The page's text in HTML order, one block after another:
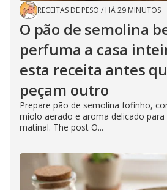
RECEITAS DE PESO / HÁ 29 MINUTOS
O pão de semolina
perfuma a casa
esta receita antes
peçam outro
Prepare pão de semolina fofinho,
miolo aerado e aroma delicado para
matinal. The post O...